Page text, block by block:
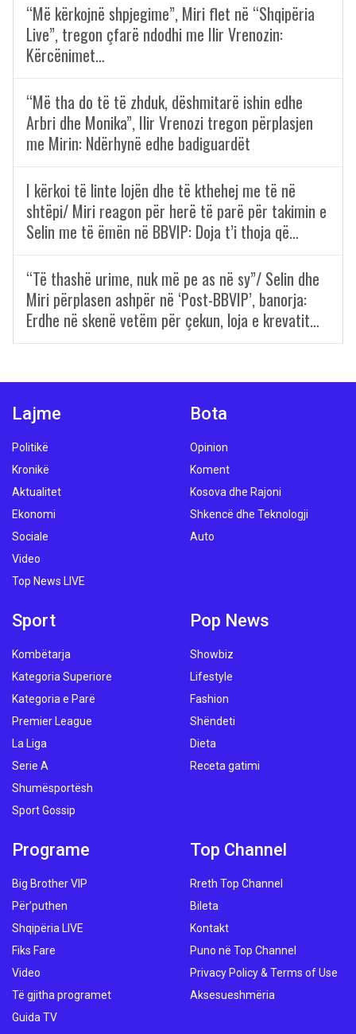
“Më kërkojnë shpjegime”, Miri flet në “Shqipëria
Live”, tregon çfarë ndodhi me Ilir Vrenozin:
Kërcënimet…
“Më tha do të të zhduk, dëshmitarë ishin edhe
Arbri dhe Monika”, Ilir Vrenozi tregon përplasjen
me Mirin: Ndërhynë edhe badiguardët
I kërkoi të linte lojën dhe të kthehej me të në
shtëpi/ Miri reagon për herë të parë për takimin e
Selin me të ëmën në BBVIP: Doja t’i thoja që…
“Të thashë urime, nuk më pe as në sy”/ Selin dhe
Miri përplasen ashpër në ‘Post-BBVIP’, banorja:
Erdhe në skenë vetëm për çekun, loja e krevatit…
Lajme
Politikë
Kronikë
Aktualitet
Ekonomi
Sociale
Video
Top News LIVE
Bota
Opinion
Koment
Kosova dhe Rajoni
Shkencë dhe Teknologji
Auto
Sport
Kombëtarja
Kategoria Superiore
Kategoria e Parë
Premier League
La Liga
Serie A
Shumësportësh
Sport Gossip
Pop News
Showbiz
Lifestyle
Fashion
Shëndeti
Dieta
Receta gatimi
Programe
Big Brother VIP
Për’puthen
Shqipëria LIVE
Fiks Fare
Video
Të gjitha programet
Guida TV
Top Channel
Rreth Top Channel
Bileta
Kontakt
Puno në Top Channel
Privacy Policy & Terms of Use
Aksesueshmëria